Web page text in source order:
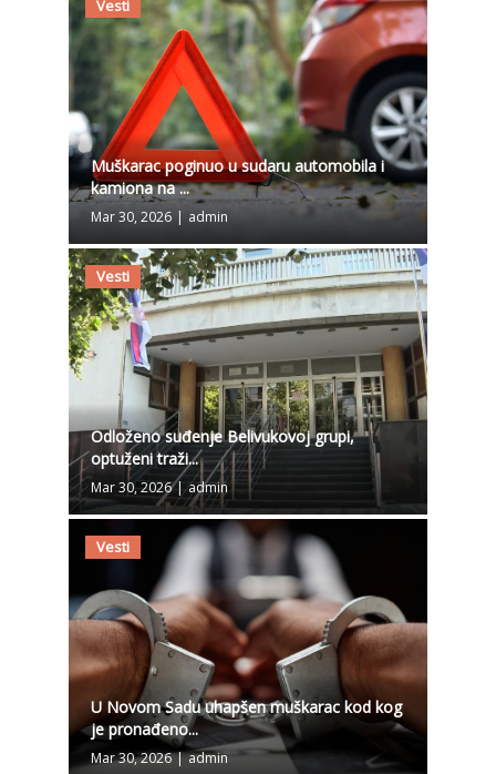
Vesti
Muškarac poginuo u sudaru automobila i
kamiona na ...
Mar 30, 2026 | admin
Vesti
Odloženo suđenje Belivukovoj grupi,
optuženi traži...
Mar 30, 2026 | admin
Vesti
U Novom Sadu uhapšen muškarac kod kog
je pronađeno...
Mar 30, 2026 | admin